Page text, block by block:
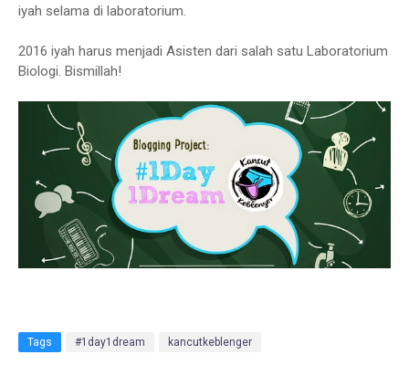
iyah selama di laboratorium.
2016 iyah harus menjadi Asisten dari salah satu Laboratorium
Biologi. Bismillah!
Tags #1day1dream kancutkeblenger